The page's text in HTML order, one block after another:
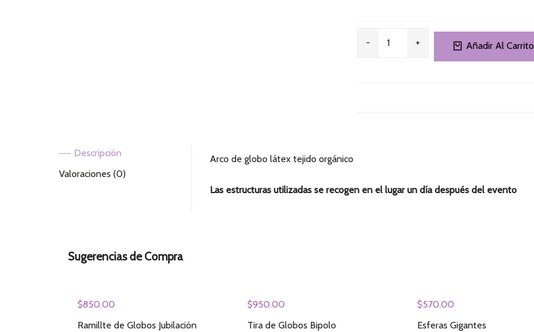
Añadir Al Carrito
Descripción
Valoraciones (0)
Arco de globo látex tejido orgánico
Las estructuras utilizadas se recogen en el lugar un día después del evento
Sugerencias de Compra
$850.00
Ramillte de Globos Jubilación
$950.00
Tira de Globos Bipolo
$570.00
Esferas Gigantes